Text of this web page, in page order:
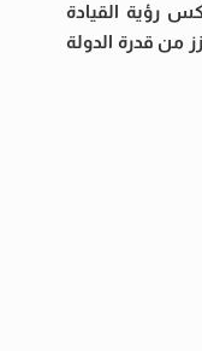
رؤية القيادة
من قدرة الدولة